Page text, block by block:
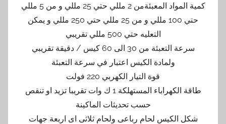
كمية المواد المعبئةمن 2 مللي حتي 25 مللي و من 5 مللي
حتي 100 مللي و من 25 مللي حتي 250 مللي و يمكن
التعليه حتي 500 مللي تقريبي
سرعة التعبئة من 30 الى 60 كيس / دقيقة تقريبي
ولمادة الكيس اعتبار في سرعة التعبئة
قوة التيار الكهربي 220 فولت
طاقة الكهراباء المستهلكة 1 ك وات تقريبا تزيد او تنقص
حسب تحديثات الماكينة
شكل الكيس لحام رباعى ولحام ثلاثى اى اربعة جهات